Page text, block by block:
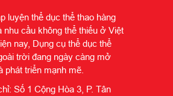
luyện thể dục thể thao hàng
nhu cầu không thể thiếu ở Việt
nay, Dụng cụ thể dục thể
trời đang ngày càng mở
phát triển mạnh mẽ.
Số 1 Cộng Hòa 3, P. Tân